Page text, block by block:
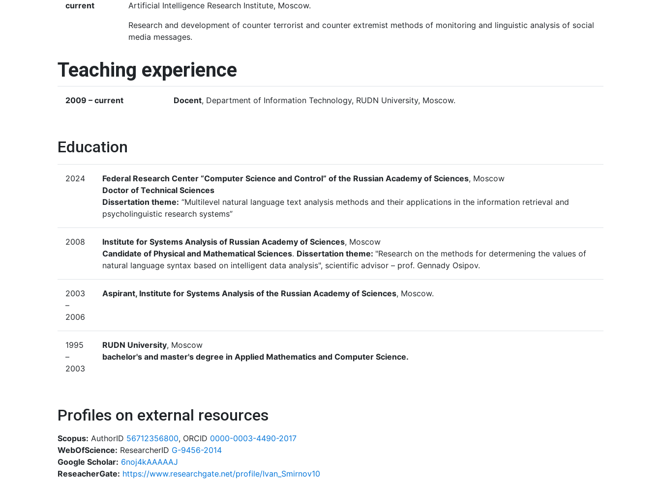
current
Artificial Intelligence Research Institute, Moscow.
Research and development of counter terrorist and counter extremist methods of monitoring and linguistic analysis of social
media messages.
Teaching experience
2009 – current Docent, Department of Information Technology, RUDN University, Moscow.
Education
2024 Federal Research Center “Computer Science and Control” of the Russian Academy of Sciences, Moscow
Doctor of Technical Sciences
Dissertation theme: “Multilevel natural language text analysis methods and their applications in the information retrieval and
psycholinguistic research systems”
2008 Institute for Systems Analysis of Russian Academy of Sciences, Moscow
Candidate of Physical and Mathematical Sciences. Dissertation theme: "Research on the methods for determening the values of
natural language syntax based on intelligent data analysis", scientific advisor – prof. Gennady Osipov.
2003
–
2006
Aspirant, Institute for Systems Analysis of the Russian Academy of Sciences, Moscow.
1995
–
2003
RUDN University, Moscow
bachelor's and master's degree in Applied Mathematics and Computer Science.
Profiles on external resources
Scopus: AuthorID 56712356800, ORCID 0000-0003-4490-2017
WebOfScience: ResearcherID G-9456-2014
Google Scholar: 6noj4kAAAAAJ
ReseacherGate: https://www.researchgate.net/profile/Ivan_Smirnov10